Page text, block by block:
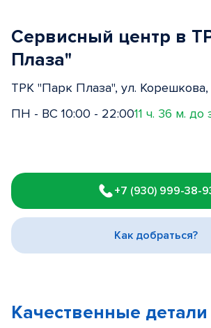
Сервисный центр в
Плаза"
ТРК "Парк Плаза", ул. Корешкова,
ПН - ВС 10:00 - 22:0011 ч. 36 м. до
1
of
3
+7 (930) 999-38-
Как добраться?
Качественные детали